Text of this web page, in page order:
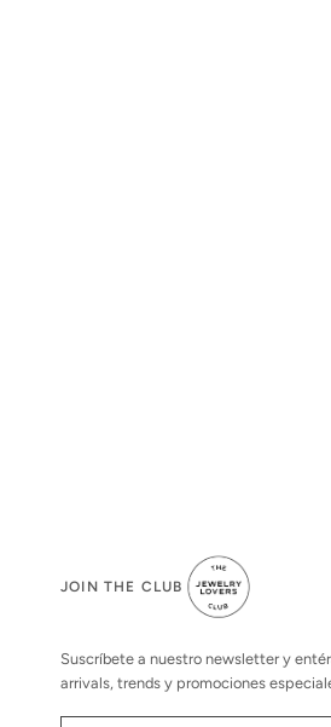
JOIN THE CLUB
Suscríbete a nuestro newsletter y
arrivals, trends y promociones